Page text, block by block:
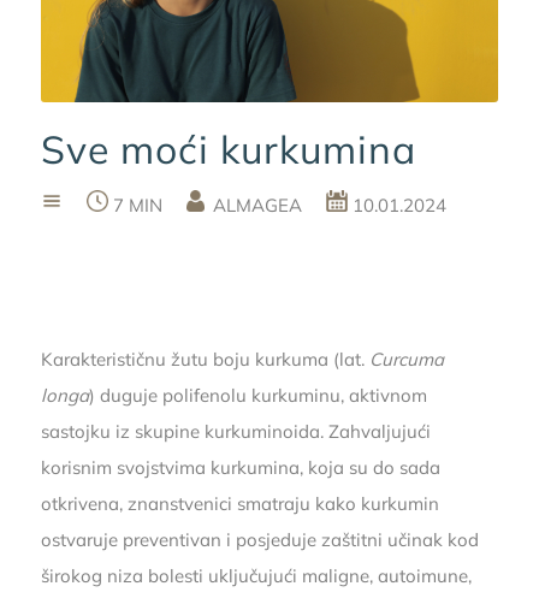
Sve moći kurkumina
7 MIN ALMAGEA 10.01.2024
Karakterističnu žutu boju kurkuma (lat. Curcuma
longa) duguje polifenolu kurkuminu, aktivnom
sastojku iz skupine kurkuminoida. Zahvaljujući
korisnim svojstvima kurkumina, koja su do sada
otkrivena, znanstvenici smatraju kako kurkumin
ostvaruje preventivan i posjeduje zaštitni učinak kod
širokog niza bolesti uključujući maligne, autoimune,